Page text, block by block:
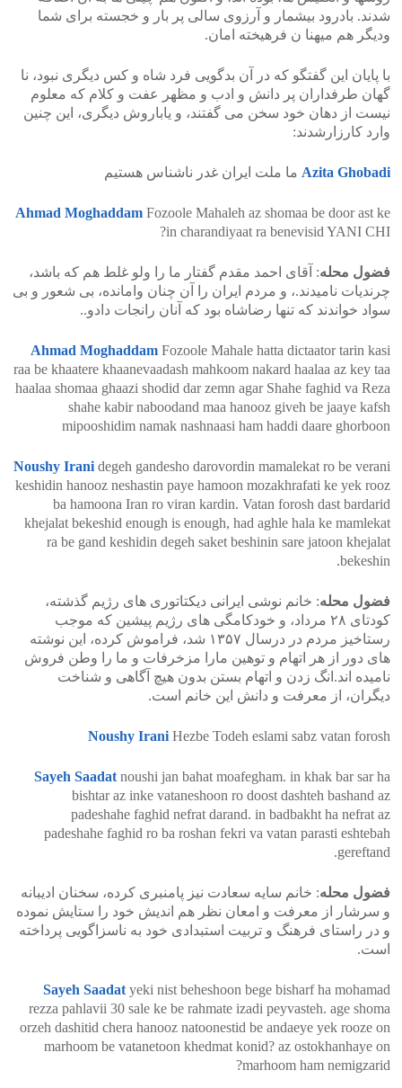
شدند. بادرود بیشمار و آرزوی سالی پر بار و خجسته برای شما
ودیگر هم میهنا ن فرهیخته امان.
با پایان این گفتگو که در آن بدگویی فرد شاه و کس دیگری نبود، نا
گهان طرفداران پر دانش و ادب و مظهر عفت و کلام که معلوم
نیست از دهان خود سخن می گفتند، و یاباروش دیگری، این چنین
وارد کارزارشدند:
Azita Ghobadi ما ملت ایران غدر ناشناس هستیم
Ahmad Moghaddam Fozoole Mahaleh az shomaa be door ast ke
in charandiyaat ra benevisid YANI CHI?
فضول محله: آقای احمد مقدم گفتار ما را ولو غلط هم که باشد،
چرندیات نامیدند.، و مردم ایران را آن چنان وامانده، بی شعور و بی
سواد خواندند که تنها رضاشاه بود که آنان رانجات دادو..
Ahmad Moghaddam Fozoole Mahale hatta dictaator tarin kasi
raa be khaatere khaanevaadash mahkoom nakard haalaa az key taa
haalaa shomaa ghaazi shodid dar zemn agar Shahe faghid va Reza
shahe kabir naboodand maa hanooz giveh be jaaye kafsh
mipooshidim namak nashnaasi ham haddi daare ghorboon
Noushy Irani degeh gandesho darovordin mamalekat ro be verani
keshidin hanooz neshastin paye hamoon mozakhrafati ke yek rooz
ba hamoona Iran ro viran kardin. Vatan forosh dast bardarid
khejalat bekeshid enough is enough, had aghle hala ke mamlekat
ra be gand keshidin degeh saket beshinin sare jatoon khejalat
bekeshin.
فضول محله: خانم نوشی ایرانی دیکتاتوری های رژیم گذشته،
کودتای ۲۸ مرداد، و خودکامگی های رژیم پیشین که موجب
رستاخیز مردم در درسال ۱۳۵۷ شد، فراموش کرده، این نوشته
های دور از هر اتهام و توهین مارا مزخرفات و ما را وطن فروش
نامیده اند.انگ زدن و اتهام بستن بدون هیچ آگاهی و شناخت
دیگران، از معرفت و دانش این خانم است.
Noushy Irani Hezbe Todeh eslami sabz vatan forosh
Sayeh Saadat noushi jan bahat moafegham. in khak bar sar ha
bishtar az inke vataneshoon ro doost dashteh bashand az
padeshahe faghid nefrat darand. in badbakht ha nefrat az
padeshahe faghid ro ba roshan fekri va vatan parasti eshtebah
gereftand.
فضول محله: خانم سایه سعادت نیز پامنبری کرده، سخنان ادیبانه
و سرشار از معرفت و امعان نظر هم اندیش خود را ستایش نموده
و در راستای فرهنگ و تربیت استبدادی خود به ناسزاگویی پرداخته
است.
Sayeh Saadat yeki nist beheshoon bege bisharf ha mohamad
rezza pahlavii 30 sale ke be rahmate izadi peyvasteh. age shoma
orzeh dashitid chera hanooz natoonestid be andaeye yek rooze on
marhoom be vatanetoon khedmat konid? az ostokhanhaye on
marhoom ham nemigzarid?